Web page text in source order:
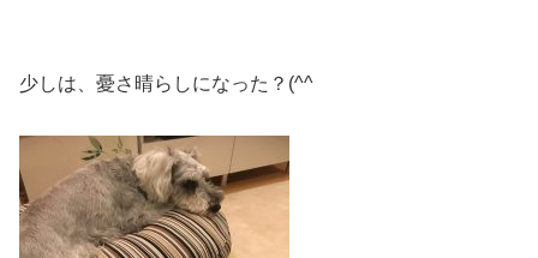
少しは、憂さ晴らしになった？(^^ゞ